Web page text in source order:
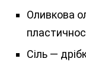
Оливкова
Сіль —